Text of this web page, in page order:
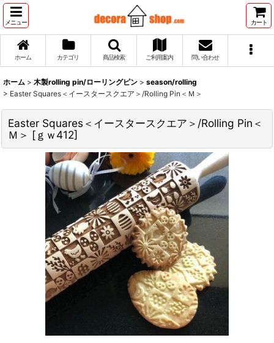
メニュー カート
ホーム カテゴリ 商品検索 ご利用案内 問い合わせ
ホーム > 木製rolling pin/ローリングピン > season/rolling
> Easter Squares＜イースタースクエア＞/Rolling Pin＜Ｍ＞
Easter Squares＜イースタースクエア＞/Rolling Pin＜
Ｍ＞ [ ｇｗ412]